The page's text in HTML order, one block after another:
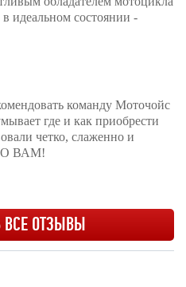
идеальном состоянии -
команду Моточойс
где и как приобрести
четко, слаженно и
ВАМ!
ВСЕ ОТЗЫВЫ